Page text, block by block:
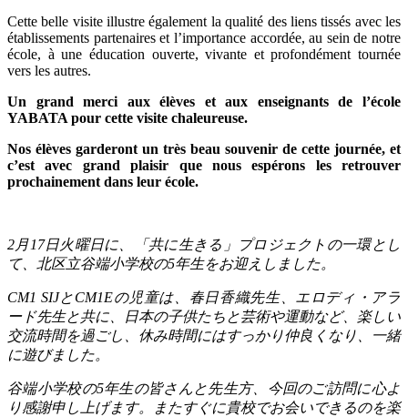
Cette belle visite illustre également la qualité des liens tissés avec les
établissements partenaires et l’importance accordée, au sein de notre
école, à une éducation ouverte, vivante et profondément tournée
vers les autres.
Un grand merci aux élèves et aux enseignants de l’école
YABATA pour cette visite chaleureuse.
Nos élèves garderont un très beau souvenir de cette journée, et
c’est avec grand plaisir que nous espérons les retrouver
prochainement dans leur école.
2月17日火曜日に、「共に生きる」プロジェクトの一環とし
て、北区立谷端小学校の5年生をお迎えしました。
CM1 SIJとCM1Eの児童は、春日香織先生、エロディ・アラ
ード先生と共に、日本の子供たちと芸術や運動など、楽しい
交流時間を過ごし、休み時間にはすっかり仲良くなり、一緒
に遊びました。
谷端小学校の5年生の皆さんと先生方、今回のご訪問に心よ
り感謝申し上げます。またすぐに貴校でお会いできるのを楽